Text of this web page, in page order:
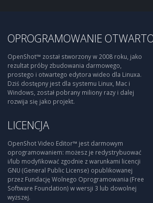
OPROGRAMOWANIE
OpenShot™ został stworzony w 2008 roku, jako
rezultat próby zbudowania darmowego,
prostego i otwartego edytora wideo dla Linuxa.
Dziś dostępny jest dla systemu Linux, Mac i
Windows, został pobrany miliony razy i dalej
rozwija się jako projekt.
LICENCJA
OpenShot Video Editor™ jest darmowym
oprogramowaniem: możesz je redystrybuować
i/lub modyfikować zgodnie z warunkami licencji
GNU (General Public License) opublikowanej
przez Fundację Wolnego Oprogramowania (Free
Software Foundation) w wersji 3 lub dowolnej
wyższej.